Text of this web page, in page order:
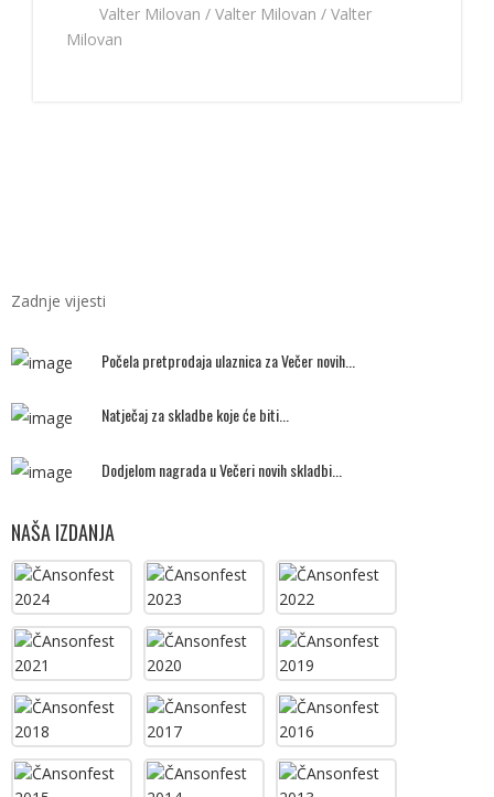
Valter Milovan / Valter Milovan / Valter
Milovan
Zadnje vijesti
Počela pretprodaja ulaznica za Večer novih...
Natječaj za skladbe koje će biti...
Dodjelom nagrada u Večeri novih skladbi...
NAŠA IZDANJA
ČAnsonfest
2024
ČAnsonfest
2023
ČAnsonfest
2022
ČAnsonfest
2021
ČAnsonfest
2020
ČAnsonfest
2019